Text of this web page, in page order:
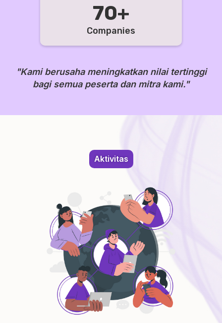
70+
Companies
"Kami berusaha meningkatkan nilai tertinggi
bagi semua peserta dan mitra kami."
Aktivitas